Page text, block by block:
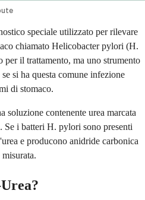
speciale utilizzato per rilevare
chiamato Helicobacter pylori (H.
il trattamento, ma uno strumento
si ha questa comune infezione
di stomaco.
soluzione contenente urea marcata
i batteri H. pylori sono presenti
e producono anidride carbonica